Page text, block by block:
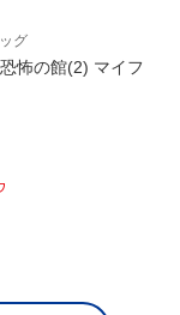
グ
怖の館(2) マイフ